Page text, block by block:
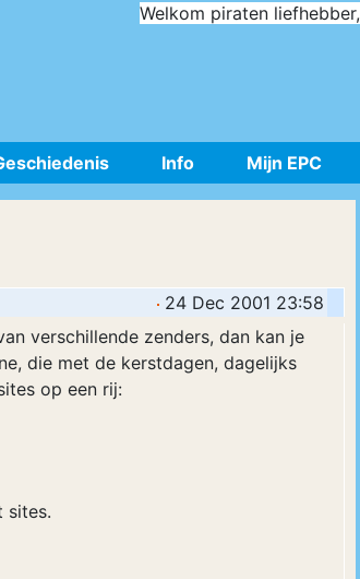
Welkom piraten liefhebber,
Info Mijn EPC
24 Dec 2001 23:58
verschillende zenders, dan kan je
die met de kerstdagen, dagelijks
op een rij:
sites.